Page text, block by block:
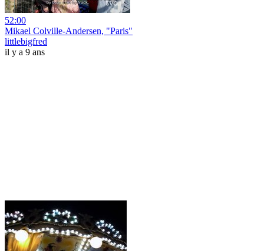
52:00
Mikael Colville-Andersen, "Paris"
littlebigfred
il y a 9 ans